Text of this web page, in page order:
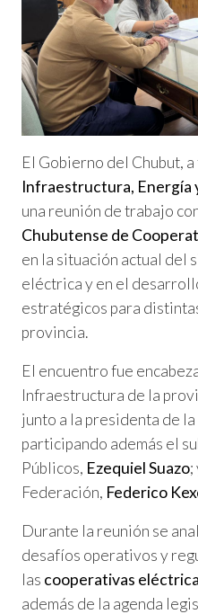
El Gobierno del Chubut,
Infraestructura, Energía
una reunión de trabajo
Chubutense de
en la situación actual del
eléctrica y en el
estratégicos para
provincia.
El encuentro fue
Infraestructura de la
junto a la presidenta de la
participando además el
Públicos, Ezequiel Suazo;
Federación, Federico
Durante la reunión se
desafíos operativos y
las cooperativas
además de la agenda